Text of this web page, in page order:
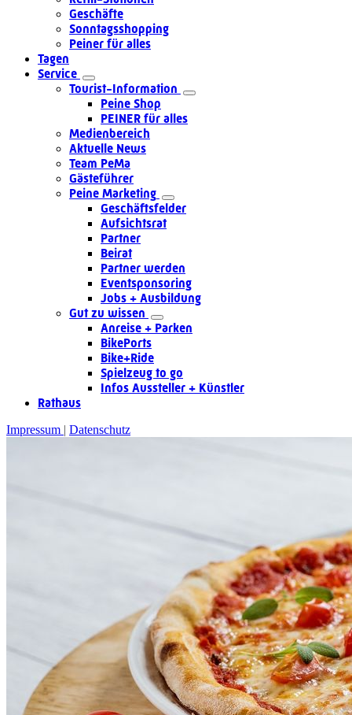
Geschäfte
Sonntagsshopping
Peiner für alles
Tagen
Service
Tourist-Information
Peine Shop
PEINER für alles
Medienbereich
Aktuelle News
Team PeMa
Gästeführer
Peine Marketing
Geschäftsfelder
Aufsichtsrat
Partner
Beirat
Partner werden
Eventsponsoring
Jobs + Ausbildung
Gut zu wissen
Anreise + Parken
BikePorts
Bike+Ride
Spielzeug to go
Infos Aussteller + Künstler
Rathaus
Impressum Datenschutz